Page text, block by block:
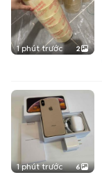
1 phút trước 2
1 phút trước 6